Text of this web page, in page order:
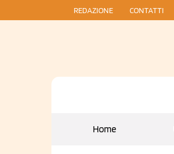
REDAZIONE CONTATTI
Home